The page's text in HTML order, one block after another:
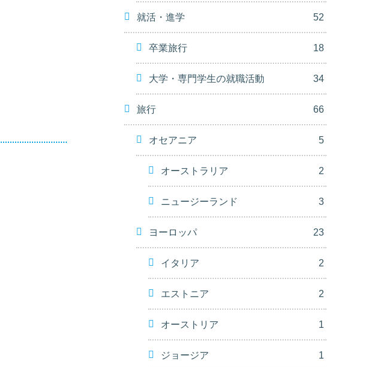
就活・進学 52
卒業旅行 18
大学・専門学生の就職活動 34
旅行 66
オセアニア 5
オーストラリア 2
ニュージーランド 3
ヨーロッパ 23
イタリア 2
エストニア 2
オーストリア 1
ジョージア 1